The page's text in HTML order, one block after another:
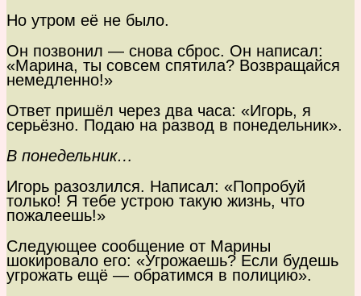
Но утром её не было.
Он позвонил — снова сброс. Он написал:
«Марина, ты совсем спятила? Возвращайся
немедленно!»
Ответ пришёл через два часа: «Игорь, я
серьёзно. Подаю на развод в понедельник».
В понедельник…
Игорь разозлился. Написал: «Попробуй
только! Я тебе устрою такую жизнь, что
пожалеешь!»
Следующее сообщение от Марины
шокировало его: «Угрожаешь? Если будешь
угрожать ещё — обратимся в полицию».